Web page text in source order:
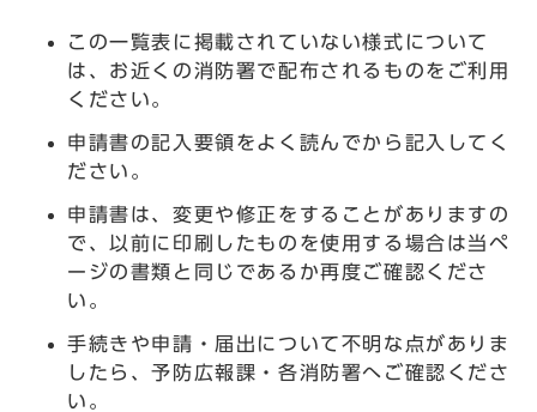
この一覧表に掲載されていない様式について
は、お近くの消防署で配布されるものをご利用
ください。
申請書の記入要領をよく読んでから記入してく
ださい。
申請書は、変更や修正をすることがありますの
で、以前に印刷したものを使用する場合は当ペ
ージの書類と同じであるか再度ご確認くださ
い。
手続きや申請・届出について不明な点がありま
したら、予防広報課・各消防署へご確認くださ
い。